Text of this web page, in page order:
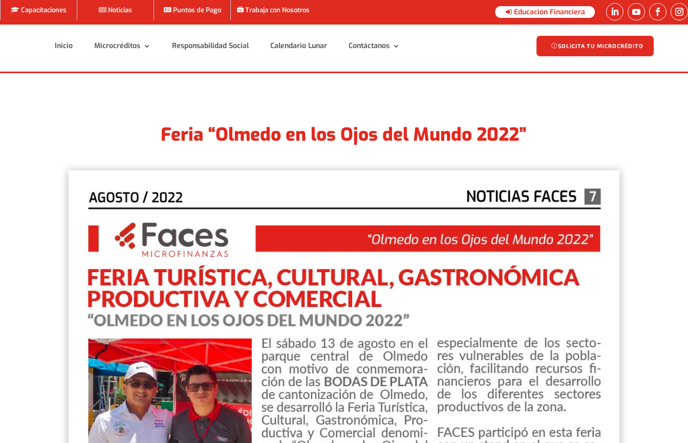
Capacitaciones Noticias Puntos de Pago Trabaja con Nosotros Educación Financiera
Inicio Microcréditos Responsabilidad Social Calendario Lunar Contáctanos SOLICITA TU MICROCRÉDITO
Inicio Microcréditos Responsabilidad Social Calendario Lunar Contáctanos SOLICITA TU MICROCRÉDITO
Feria “Olmedo en los Ojos del Mundo 2022”